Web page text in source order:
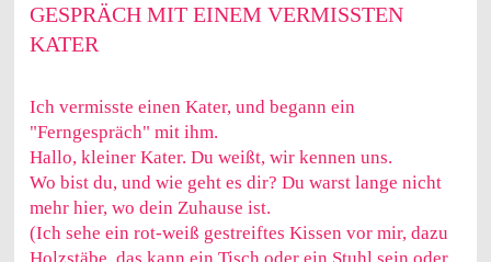
GESPRÄCH MIT EINEM VERMISSTEN
KATER
Ich vermisste einen Kater, und begann ein
"Ferngespräch" mit ihm.
Hallo, kleiner Kater. Du weißt, wir kennen uns.
Wo bist du, und wie geht es dir? Du warst lange nicht
mehr hier, wo dein Zuhause ist.
(Ich sehe ein rot-weiß gestreiftes Kissen vor mir, dazu